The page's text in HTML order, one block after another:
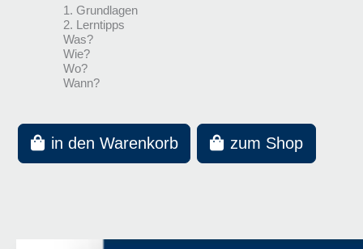
Grundlagen
Lerntipps
Was?
Wie?
Wo?
Wann?
in den Warenkorb zum Shop